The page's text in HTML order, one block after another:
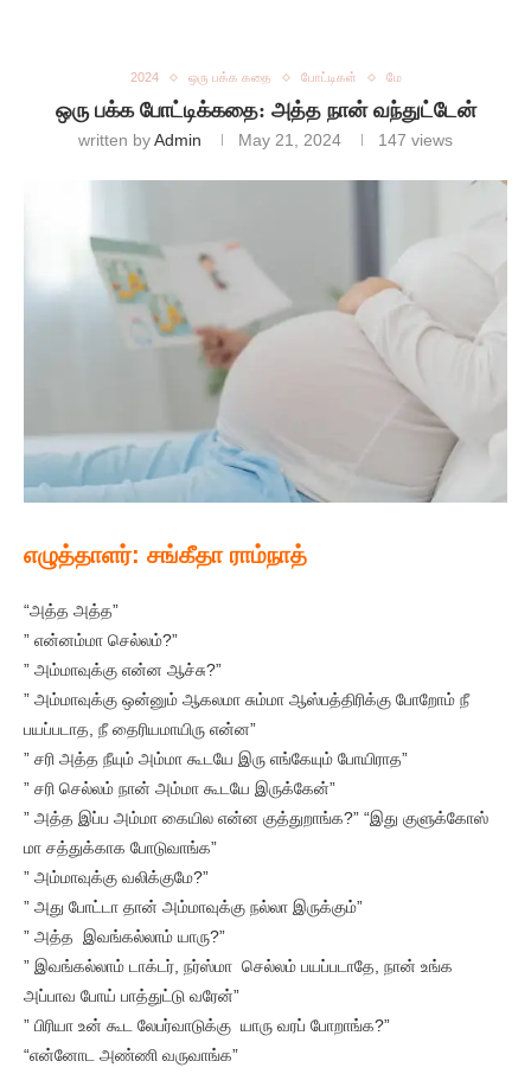
2024 ஒரு பக்க கதை போட்டிகள் மே
ஒரு பக்க போட்டிக்கதை: அத்த நான் வந்துட்டேன்
written byAdmin May 21, 2024 147 views
எழுத்தாளர்: சங்கீதா ராம்நாத்
“அத்த அத்த”
” என்னம்மா செல்லம்?”
” அம்மாவுக்கு என்ன ஆச்சு?”
” அம்மாவுக்கு ஒன்னும் ஆகலமா சும்மா ஆஸ்பத்திரிக்கு போறோம் நீ
பயப்படாத, நீ தைரியமாயிரு என்ன”
” சரி அத்த நீயும் அம்மா கூடயே இரு எங்கேயும் போயிராத”
” சரி செல்லம் நான் அம்மா கூடயே இருக்கேன்”
” அத்த இப்ப அம்மா கையில என்ன குத்துறாங்க?” “இது குளுக்கோஸ்
மா சத்துக்காக போடுவாங்க”
” அம்மாவுக்கு வலிக்குமே?”
” அது போட்டா தான் அம்மாவுக்கு நல்லா இருக்கும்”
” அத்த இவங்கல்லாம் யாரு?”
” இவங்கல்லாம் டாக்டர், நர்ஸ்மா செல்லம் பயப்படாதே, நான் உங்க
அப்பாவ போய் பாத்துட்டு வரேன்”
” பிரியா உன் கூட லேபர்வாடுக்கு யாரு வரப் போறாங்க?”
“என்னோட அண்ணி வருவாங்க”